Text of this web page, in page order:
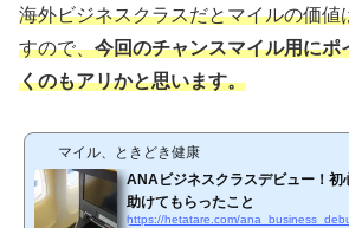
海外ビジネスクラスだとマイルの価値
すので、今回のチャンスマイル用にポ
くのもアリかと思います。
マイル、ときどき健康
ANAビジネスクラスデビュー！初
助けてもらったこと
https://hetatare.com/